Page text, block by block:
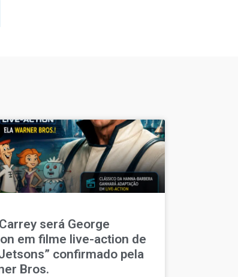
será George
em filme live-action de
confirmado pela
Bros.